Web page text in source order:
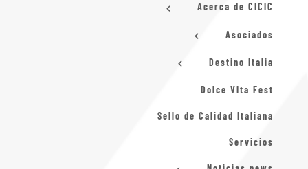
Acerca de CICIC
Asociados
Destino Italia
Dolce VIta Fest
Sello de Calidad Italiana
Servicios